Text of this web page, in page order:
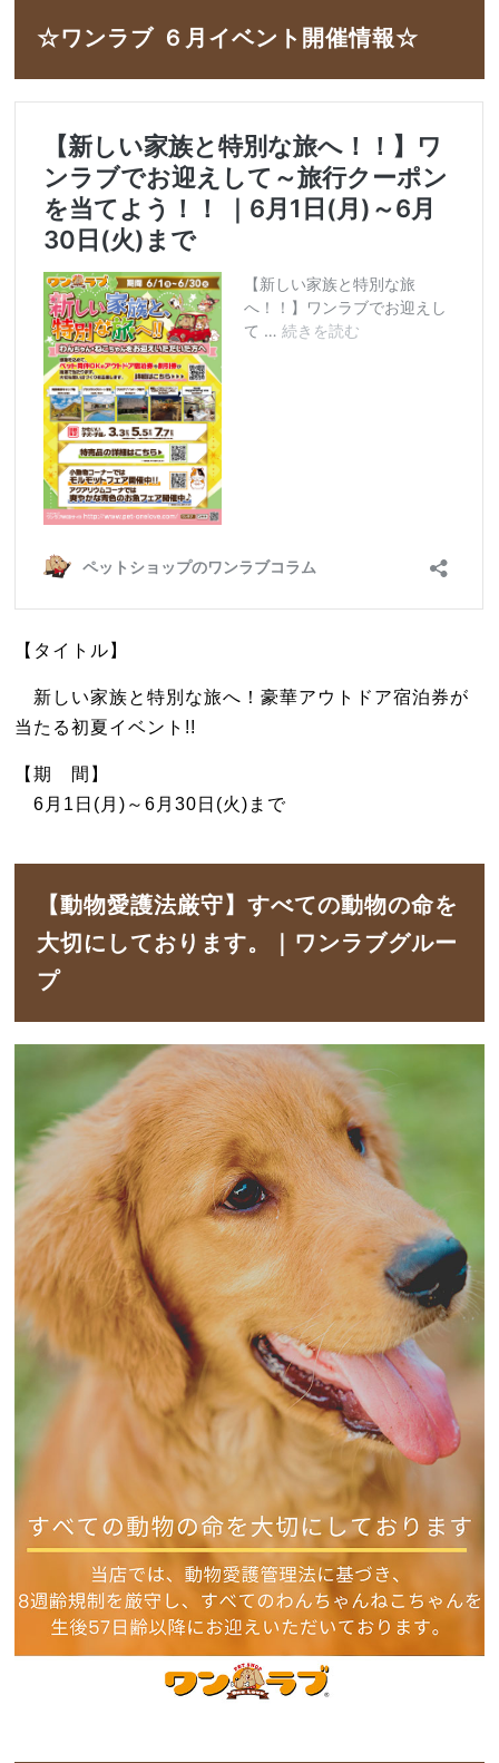
☆ワンラブ ６月イベント開催情報☆
【タイトル】
新しい家族と特別な旅へ！豪華アウトドア宿泊券が
当たる初夏イベント!!
【期 間】
6月1日(月)～6月30日(火)まで
【動物愛護法厳守】すべての動物の命を
大切にしております。｜ワンラブグルー
プ